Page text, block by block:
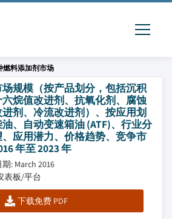
燃料添加剂市场
规模（按产品划分，包括沉积
烷值改进剂、抗氧化剂、腐蚀
剂、冷流改进剂）、按应用划
、自动变速箱油 (ATF)、行业分
应用潜力、价格趋势、竞争市
年至 2023 年
: March 2016
表板/平台
下载免费 PDF